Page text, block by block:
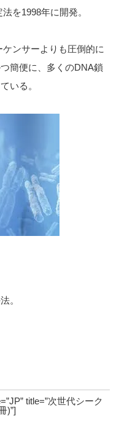
を1998年に開発。
ンサーよりも圧倒的に
簡便に、多くのDNA鎖
いる。
。
title=”次世代シーク
)”]